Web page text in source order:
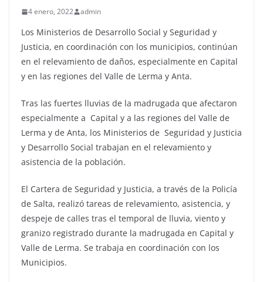
4 enero, 2022 admin
Los Ministerios de Desarrollo Social y Seguridad y
Justicia, en coordinación con los municipios, continúan
en el relevamiento de daños, especialmente en Capital
y en las regiones del Valle de Lerma y Anta.
Tras las fuertes lluvias de la madrugada que afectaron
especialmente a Capital y a las regiones del Valle de
Lerma y de Anta, los Ministerios de Seguridad y Justicia
y Desarrollo Social trabajan en el relevamiento y
asistencia de la población.
El Cartera de Seguridad y Justicia, a través de la Policía
de Salta, realizó tareas de relevamiento, asistencia, y
despeje de calles tras el temporal de lluvia, viento y
granizo registrado durante la madrugada en Capital y
Valle de Lerma. Se trabaja en coordinación con los
Municipios.